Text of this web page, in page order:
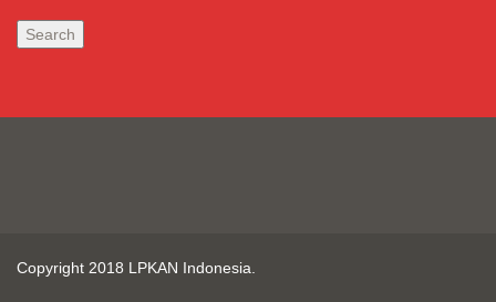
Copyright 2018 LPKAN Indonesia.